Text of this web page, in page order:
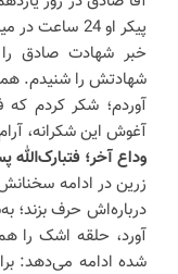
پیکر او 24
خبر شهادت صادق را
شهادتش را شنیدم.
آوردم؛ شکر کردم
آغوش این شکرانه،
وداع آخر؛ فتبارک‌الله
زرین در ادامه
درباره‌اش حرف بزند؛
آورد، حلقه اشک را
شده ادامه می‌دهد: